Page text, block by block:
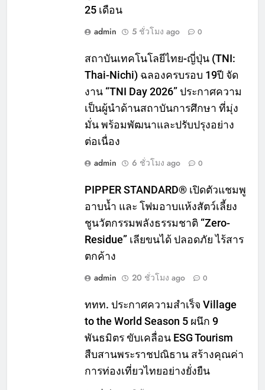
25 เดือน
admin
5 ชั่วโมง ago 0
สถาบันเทคโนโลยีไทย-ญี่ปุ่น (TNI:
Thai-Nichi) ฉลองครบรอบ 19ปี จัด
งาน “TNI Day 2026” ประกาศความ
เป็นผู้นำด้านสถาบันการศึกษา ที่มุ่ง
มั่น พร้อมพัฒนาและปรับปรุงอย่าง
ต่อเนื่อง
admin
6 ชั่วโมง ago 0
PIPPER STANDARD® เปิดตัวแชมพู
อาบน้ำ และ โฟมอาบแห้งสัตว์เลี้ยง
ชูนวัตกรรมพลังธรรมชาติ “Zero-
Residue” เลียขนได้ ปลอดภัย ไร้สาร
ตกค้าง
admin
20 ชั่วโมง ago 0
ททท. ประกาศความสำเร็จ Village
to the World Season 5 ผนึก 9
พันธมิตร ขับเคลื่อน ESG Tourism
สืบสานพระราชปณิธาน สร้างคุณค่า
การท่องเที่ยวไทยอย่างยั่งยืน